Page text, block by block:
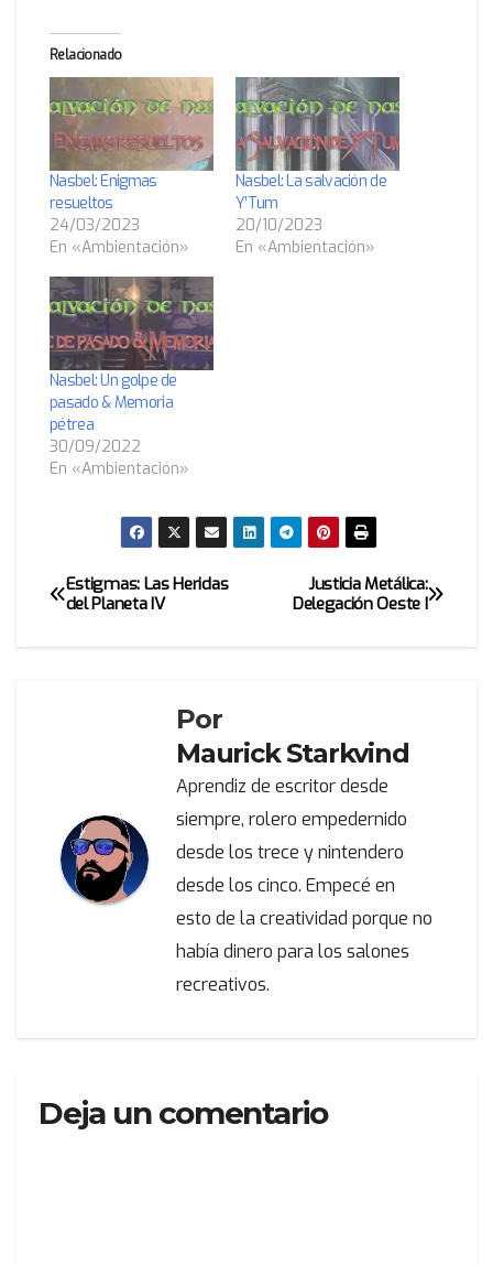
Relacionado
Nasbel: Enigmas
resueltos
24/03/2023
En «Ambientación»
Nasbel: La salvación de
Y’Tum
20/10/2023
En «Ambientación»
Nasbel: Un golpe de
pasado & Memoria
pétrea
30/09/2022
En «Ambientación»
Navegación
Justicia Metálica:
Delegación Oeste I
Estigmas: Las Heridas
del Planeta IV
Por
Maurick Starkvind
Aprendiz de escritor desde
siempre, rolero empedernido
desde los trece y nintendero
desde los cinco. Empecé en
esto de la creatividad porque no
había dinero para los salones
recreativos.
Deja un comentario